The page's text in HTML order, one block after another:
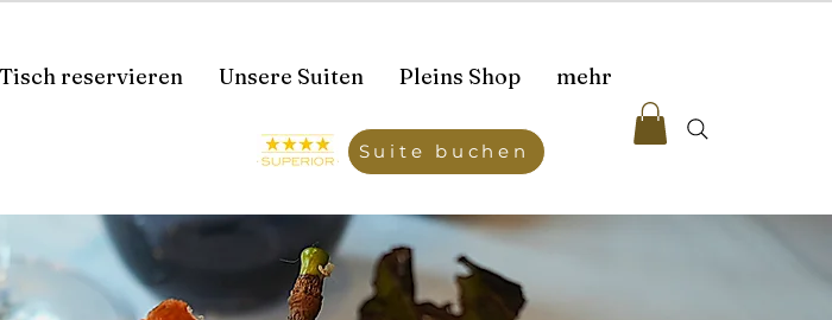
Tisch reservieren Unsere Suiten Pleins Shop mehr
Suite buchen